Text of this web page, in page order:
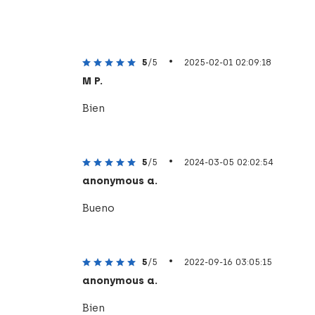
5/5 • 2025-02-01 02:09:18
M P.
Bien
5/5 • 2024-03-05 02:02:54
anonymous a.
Bueno
5/5 • 2022-09-16 03:05:15
anonymous a.
Bien